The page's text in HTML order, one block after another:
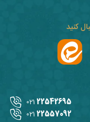
22542695
021
22557092
021
کنید